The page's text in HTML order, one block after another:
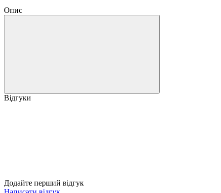
Опис
Відгуки
Додайте перший відгук